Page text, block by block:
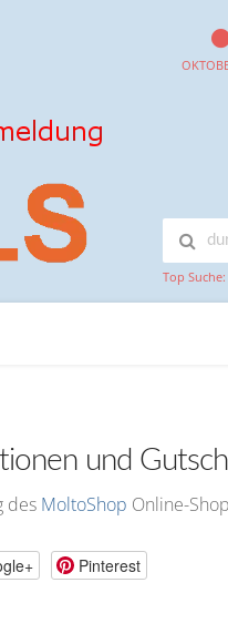
Top Suche:
und
des MoltoShop Online-
Pinterest